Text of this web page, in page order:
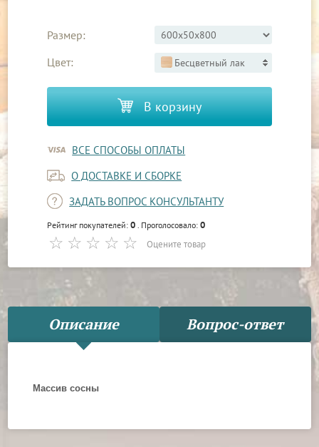
Размер:
Цвет:
Бесцветный лак
В корзину
ВСЕ СПОСОБЫ ОПЛАТЫ
О ДОСТАВКЕ И СБОРКЕ
ЗАДАТЬ ВОПРОС КОНСУЛЬТАНТУ
Рейтинг покупателей:0 . Проголосовало:0
Оцените товар
Описание Вопрос-ответ
Массив сосны